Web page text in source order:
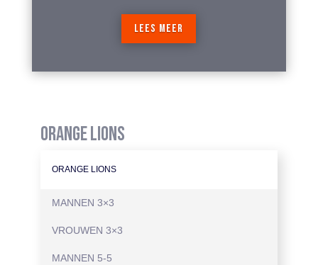
LEES MEER
ORANGE LIONS
ORANGE LIONS
MANNEN 3×3
VROUWEN 3×3
MANNEN 5-5